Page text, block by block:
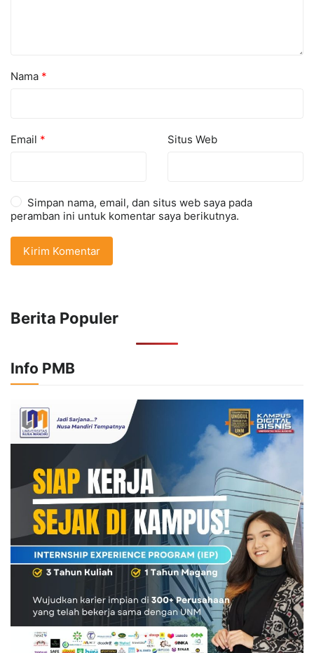
Nama *
Email * Situs Web
Simpan nama, email, dan situs web saya pada
peramban ini untuk komentar saya berikutnya.
Berita Populer
Info PMB